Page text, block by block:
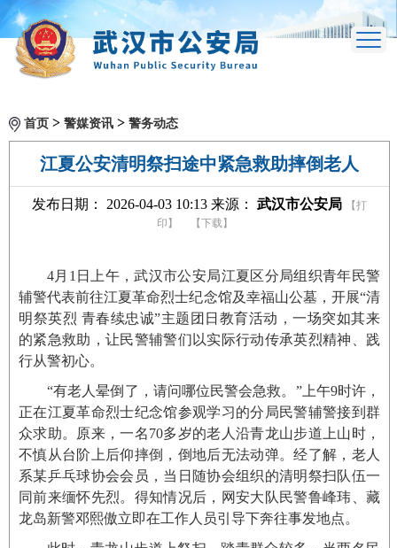
首页 > 警媒资讯 > 警务动态
江夏公安清明祭扫途中紧急救助摔倒老人
发布日期： 2026-04-03 10:13 来源： 武汉市公安局
【打
印】
【下载】
4月1日上午，武汉市公安局江夏区分局组织青年民警
辅警代表前往江夏革命烈士纪念馆及幸福山公墓，开展“清
明祭英烈 青春续忠诚”主题团日教育活动，一场突如其来
的紧急救助，让民警辅警们以实际行动传承英烈精神、践
行从警初心。
“有老人晕倒了，请问哪位民警会急救。”上午9时许，
正在江夏革命烈士纪念馆参观学习的分局民警辅警接到群
众求助。原来，一名70多岁的老人沿青龙山步道上山时，
不慎从台阶上后仰摔倒，倒地后无法动弹。经了解，老人
系某乒乓球协会会员，当日随协会组织的清明祭扫队伍一
同前来缅怀先烈。得知情况后，网安大队民警鲁峰玮、藏
龙岛新警邓熙傲立即在工作人员引导下奔往事发地点。